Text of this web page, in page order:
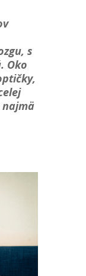
s
Oko